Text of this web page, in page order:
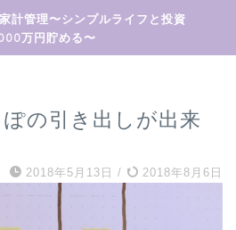
計管理〜シンプルライフと投資
万円貯める〜
の引き出しが出来
2018年5月13日 / 2018年8月6日